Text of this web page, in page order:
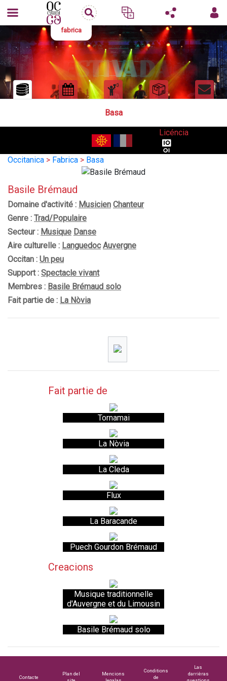
fabrica
Basa
Licéncia
Occitanica > Fabrica > Basa
Basile Brémaud
Domaine d'activité : Musicien Chanteur
Genre : Trad/Populaire
Secteur : Musique Danse
Aire culturelle : Languedoc Auvergne
Occitan : Un peu
Support : Spectacle vivant
Membres : Basile Brémaud solo
Fait partie de : La Nòvia
Fait partie de
Tornamai
La Nòvia
La Cleda
Flux
La Baracande
Puech Gourdon Brémaud
Creacions
Musique traditionnelle
d'Auvergne et du Limousin
Basile Brémaud solo
Contacte
Plan del
Mencions
Conditions
de
Las
darrièras